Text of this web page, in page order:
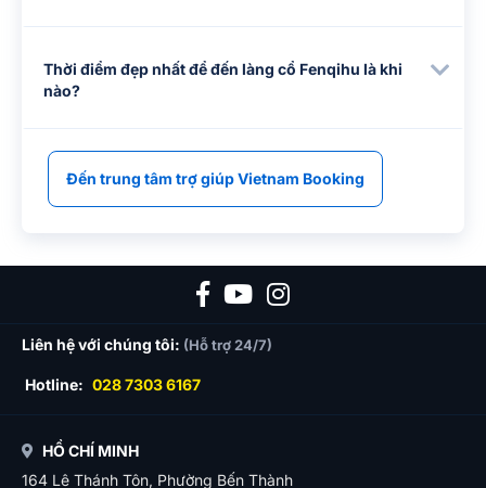
Thời điểm đẹp nhất để đến làng cổ Fenqihu là khi
nào?
Đến trung tâm trợ giúp Vietnam Booking
Liên hệ với chúng tôi: (Hỗ trợ 24/7)
Hotline: 028 7303 6167
HỒ CHÍ MINH
164 Lê Thánh Tôn, Phường Bến Thành